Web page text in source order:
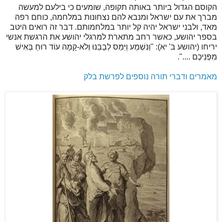
הקוסם הגדול ביותר באותה תקופה, שומעים כי בילעם למעשה
מברך את עם ישראל ומנבא להם נצחונות במלחמה, כוחם רפה
מאד, ולבני ישראל יהיה קל יותר במלחמותם. דבר זה רואים היטב
בספר יהושע, כאשר רחב מתארת למרגלי יהושע את הרגשת אנשי
יריחו (יהושע ב' יא): "וַנִּשְׁמַע וַיִּמַּס לְבָבֵנוּ וְלֹא-קָמָה עוֹד רוּחַ בְּאִישׁ
מִפְּנֵיכֶם ....".
מאמרים ודברי תורה נוספים לפרשת בלק